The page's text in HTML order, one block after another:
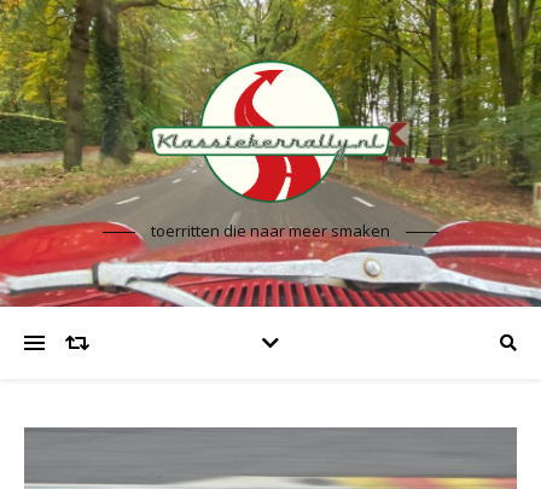
toerritten die naar meer smaken